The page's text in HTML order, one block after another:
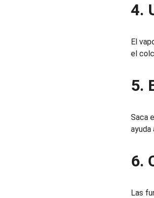
4.
El
el
5.
Saca
ayuda
6.
Las